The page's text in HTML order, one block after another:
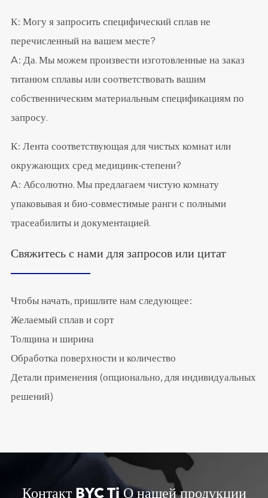
К: Могу я запросить специфический сплав не
перечисленный на вашем месте?
A: Да. Мы можем произвести изготовленные на заказ
титанюм сплавы или соответствовать вашим
собственническим материальным спецификациям по
запросу.
К: Лента соответствующая для чистых комнат или
окружающих сред медицинк-степени?
A: Абсолютно. Мы предлагаем чистую комнату
упаковывая и био-совместимые ранги с полными
трасеабилиты и документацией.
Свяжитесь с нами для запросов или цитат
Чтобы начать, пришлите нам следующее:
Желаемый сплав и сорт
Толщина и ширина
Обработка поверхности и количество
Детали применения (опционально, для индивидуальных
решений)
Контакт BYC Ti О нашей продукции